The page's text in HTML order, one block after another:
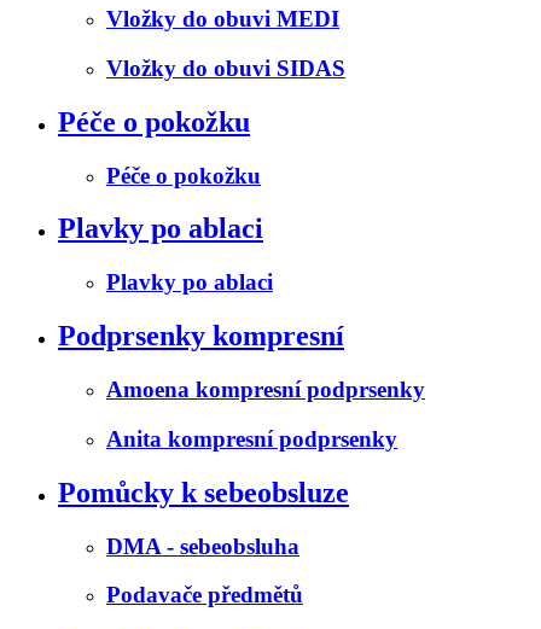
Vložky do obuvi MEDI
Vložky do obuvi SIDAS
Péče o pokožku
Péče o pokožku
Plavky po ablaci
Plavky po ablaci
Podprsenky kompresní
Amoena kompresní podprsenky
Anita kompresní podprsenky
Pomůcky k sebeobsluze
DMA - sebeobsluha
Podavače předmětů